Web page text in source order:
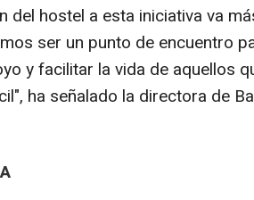
del hostel a esta iniciativa va
ser un punto de encuentro
y facilitar la vida de aquellos
ha señalado la directora de